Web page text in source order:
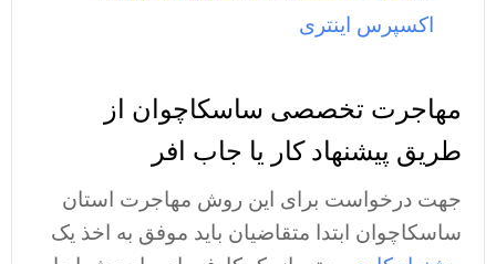
اکسپرس اینتری
مهاجرت تخصصی ساسکاچوان از
طریق پیشنهاد کار یا جاب افر
جهت درخواست برای این روش مهاجرت استان
ساسکاچوان ابتدا متقاضیان باید موفق به اخذ یک